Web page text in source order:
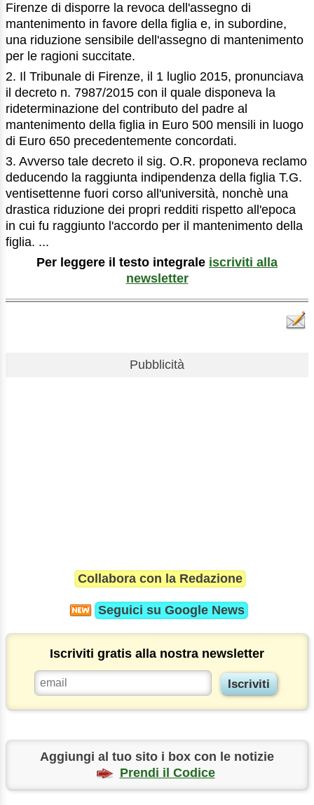
Firenze di disporre la revoca dell'assegno di
mantenimento in favore della figlia e, in subordine,
una riduzione sensibile dell'assegno di mantenimento
per le ragioni succitate.
2. Il Tribunale di Firenze, il 1 luglio 2015, pronunciava
il decreto n. 7987/2015 con il quale disponeva la
rideterminazione del contributo del padre al
mantenimento della figlia in Euro 500 mensili in luogo
di Euro 650 precedentemente concordati.
3. Avverso tale decreto il sig. O.R. proponeva reclamo
deducendo la raggiunta indipendenza della figlia T.G.
ventisettenne fuori corso all'università, nonchè una
drastica riduzione dei propri redditi rispetto all'epoca
in cui fu raggiunto l'accordo per il mantenimento della
figlia. ...
Per leggere il testo integrale iscriviti alla
newsletter
Pubblicità
Collabora con la Redazione
Seguici su Google News
Iscriviti gratis alla nostra newsletter
Aggiungi al tuo sito i box con le notizie
Prendi il Codice